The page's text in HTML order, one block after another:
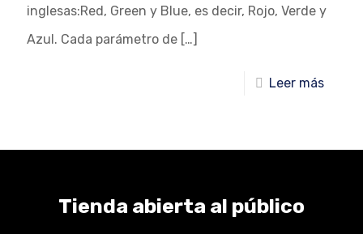
inglesas:Red, Green y Blue, es decir, Rojo, Verde y
Azul. Cada parámetro de […]
Leer más
Tienda abierta al público